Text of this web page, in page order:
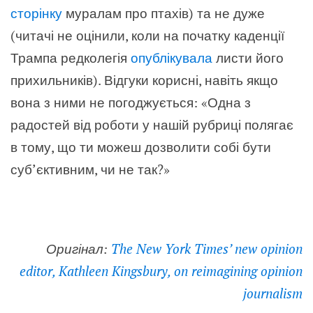
сторінку муралам про птахів) та не дуже
(читачі не оцінили, коли на початку каденції
Трампа редколегія опублікувала листи його
прихильників). Відгуки корисні, навіть якщо
вона з ними не погоджується: «Одна з
радостей від роботи у нашій рубриці полягає
в тому, що ти можеш дозволити собі бути
суб’єктивним, чи не так?»
Оригінал: The New York Times’ new opinion
editor, Kathleen Kingsbury, on reimagining opinion
journalism